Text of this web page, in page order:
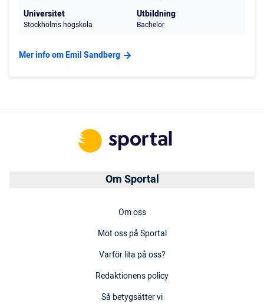
Universitet
Stockholms högskola
Utbildning
Bachelor
Mer info om Emil Sandberg
Om Sportal
Om oss
Möt oss på Sportal
Varför lita på oss?
Redaktionens policy
Så betygsätter vi